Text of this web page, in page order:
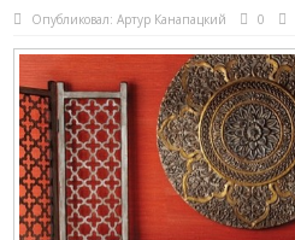
Опубликовал:Артур Канапацкий 0